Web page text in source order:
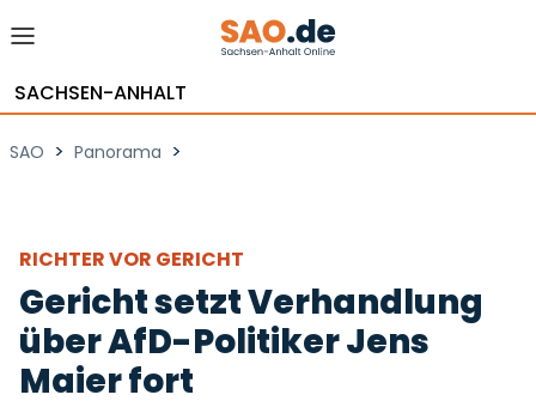
SACHSEN-ANHALT
SAO > Panorama >
RICHTER VOR GERICHT
Gericht setzt Verhandlung
über AfD-Politiker Jens
Maier fort